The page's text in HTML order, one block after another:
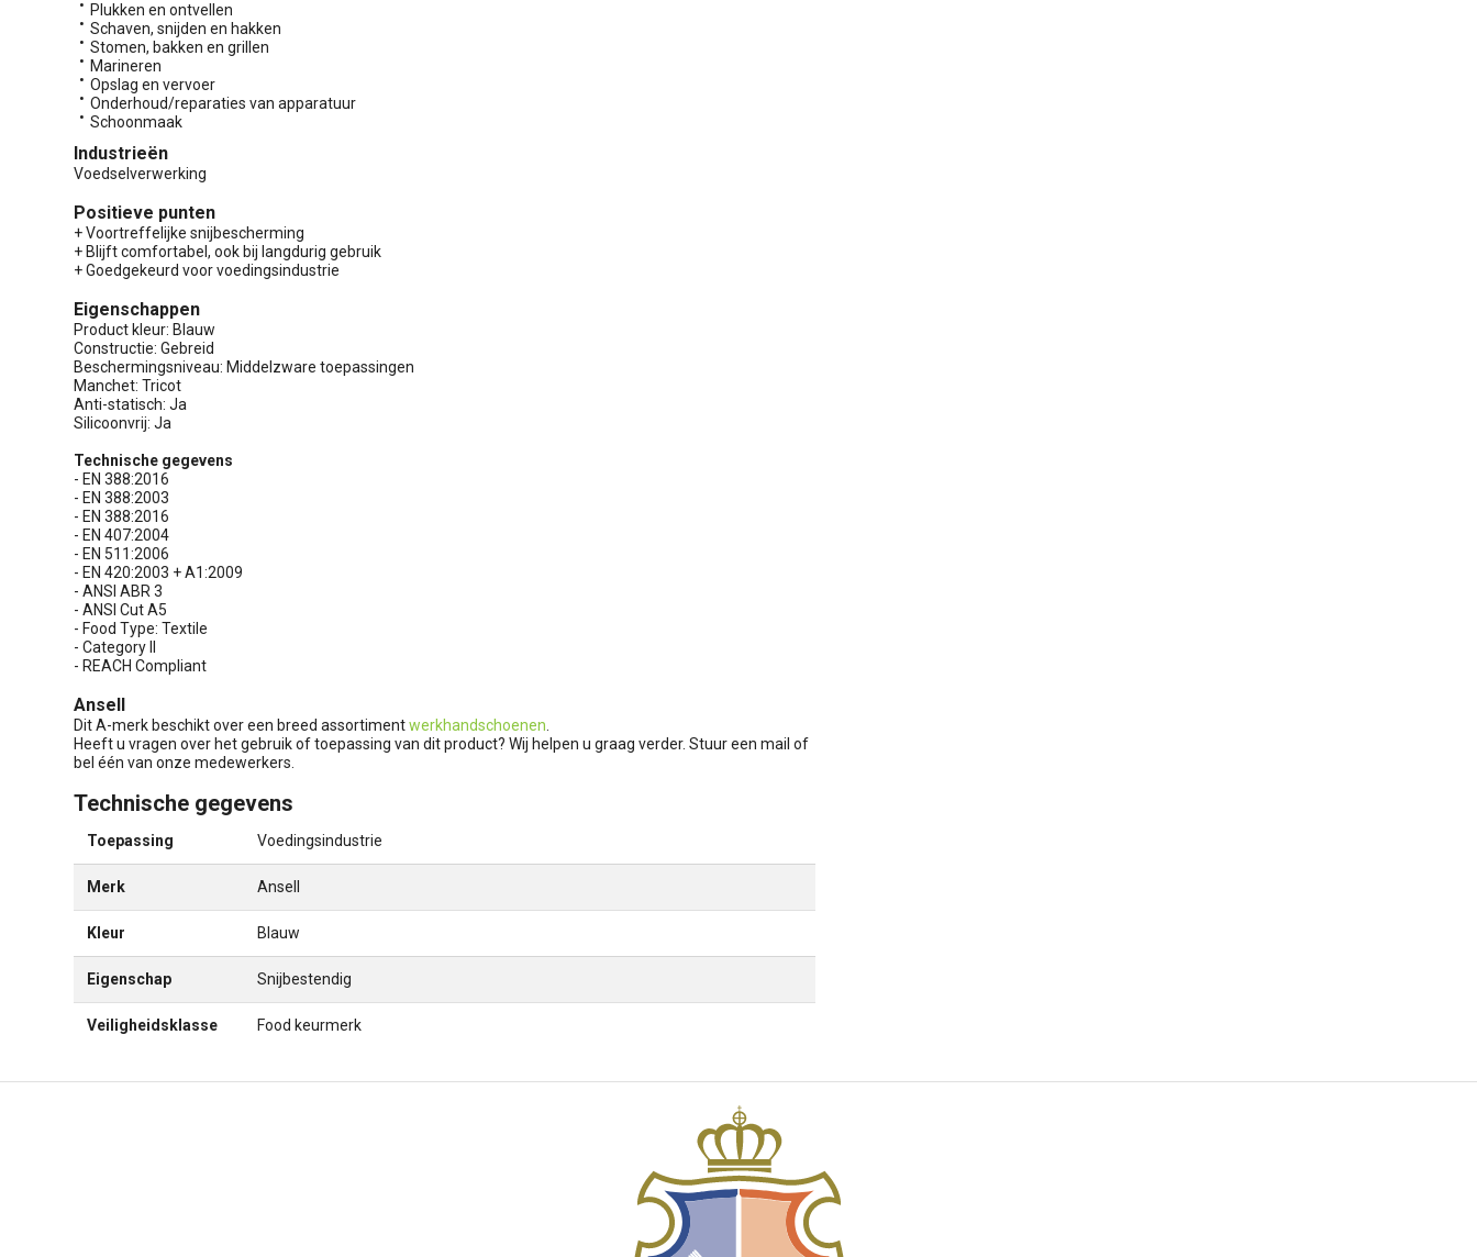
Plukken en ontvellen
Schaven, snijden en hakken
Stomen, bakken en grillen
Marineren
Opslag en vervoer
Onderhoud/reparaties van apparatuur
Schoonmaak
Industrieën
Voedselverwerking
Positieve punten
+ Voortreffelijke snijbescherming
+ Blijft comfortabel, ook bij langdurig gebruik
+ Goedgekeurd voor voedingsindustrie
Eigenschappen
Product kleur: Blauw
Constructie: Gebreid
Beschermingsniveau: Middelzware toepassingen
Manchet: Tricot
Anti-statisch: Ja
Silicoonvrij: Ja
Technische gegevens
- EN 388:2016
- EN 388:2003
- EN 388:2016
- EN 407:2004
- EN 511:2006
- EN 420:2003 + A1:2009
- ANSI ABR 3
- ANSI Cut A5
- Food Type: Textile
- Category II
- REACH Compliant
Ansell
Dit A-merk beschikt over een breed assortimentwerkhandschoenen
Heeft u vragen over het gebruik of toepassing van dit product? Wij helpen u graag verder. Stuur een mail of
bel één van onze medewerkers.
Technische gegevens
Toepassing Voedingsindustrie
Merk Ansell
Kleur Blauw
Eigenschap Snijbestendig
Veiligheidsklasse Food keurmerk